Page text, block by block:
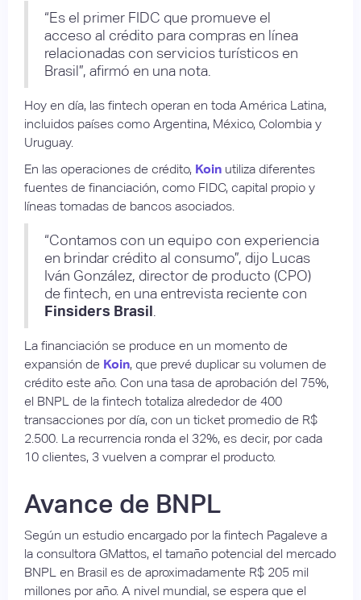
“Es el primer FIDC que promueve el
acceso al crédito para compras en línea
relacionadas con servicios turísticos en
Brasil”, afirmó en una nota.
Hoy en día, las fintech operan en toda América Latina,
incluidos países como Argentina, México, Colombia y
Uruguay.
En las operaciones de crédito, Koin utiliza diferentes
fuentes de financiación, como FIDC, capital propio y
líneas tomadas de bancos asociados.
“Contamos con un equipo con experiencia
en brindar crédito al consumo”, dijo Lucas
Iván González, director de producto (CPO)
de fintech, en una entrevista reciente con
Finsiders Brasil
La financiación se produce en un momento de
expansión de Koin, que prevé duplicar su volumen de
crédito este año. Con una tasa de aprobación del 75%,
el BNPL de la fintech totaliza alrededor de 400
transacciones por día, con un ticket promedio de R$
2.500. La recurrencia ronda el 32%, es decir, por cada
10 clientes, 3 vuelven a comprar el producto.
Avance de BNPL
Según un estudio encargado por la fintech Pagaleve a
la consultora GMattos, el tamaño potencial del mercado
BNPL en Brasil es de aproximadamente R$ 205 mil
millones por año. A nivel mundial, se espera que el